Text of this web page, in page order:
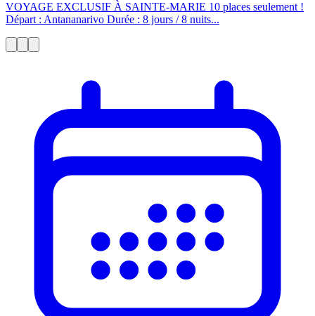
VOYAGE EXCLUSIF À SAINTE-MARIE 10 places seulement !
Départ : Antananarivo Durée : 8 jours / 8 nuits...